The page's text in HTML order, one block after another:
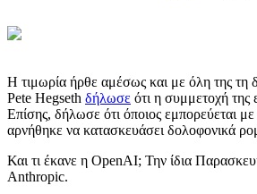
Η τιμωρία ήρθε αμέσως και με όλη της
Pete Hegseth δήλωσε ότι η συμμετοχή της
Επίσης, δήλωσε ότι όποιος εμπορεύεται με
αρνήθηκε να κατασκευάσει δολοφονικά
Και τι έκανε η OpenAI; Την ίδια
Anthropic.